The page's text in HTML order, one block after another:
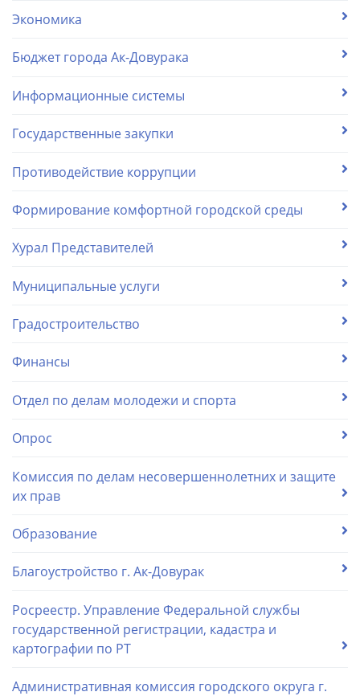
Экономика
Бюджет города Ак-Довурака
Информационные системы
Государственные закупки
Противодействие коррупции
Формирование комфортной городской среды
Хурал Представителей
Муниципальные услуги
Градостроительство
Финансы
Отдел по делам молодежи и спорта
Опрос
Комиссия по делам несовершеннолетних и защите
их прав
Образование
Благоустройство г. Ак-Довурак
Росреестр. Управление Федеральной службы
государственной регистрации, кадастра и
картографии по РТ
Административная комиссия городского округа г.